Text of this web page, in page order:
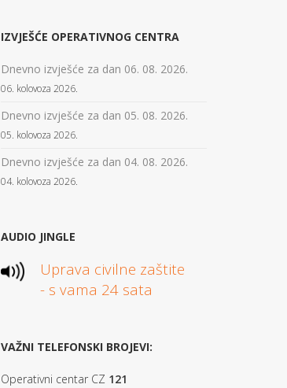
IZVJEŠĆE OPERATIVNOG CENTRA
Dnevno izvješće za dan 06. 08. 2026.
06. kolovoza 2026.
Dnevno izvješće za dan 05. 08. 2026.
05. kolovoza 2026.
Dnevno izvješće za dan 04. 08. 2026.
04. kolovoza 2026.
AUDIO JINGLE
Uprava civilne zaštite
- s vama 24 sata
VAŽNI TELEFONSKI BROJEVI:
Operativni centar CZ 121